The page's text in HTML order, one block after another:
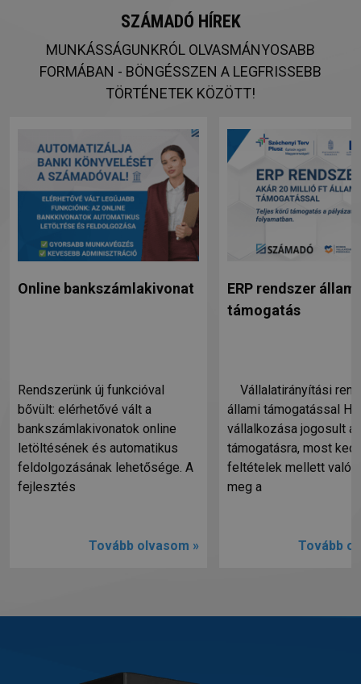
SZÁMADÓ HÍREK
MUNKÁSSÁGUNKRÓL OLVASMÁNYOSABB
FORMÁBAN - BÖNGÉSSZEN A LEGFRISSEBB
TÖRTÉNETEK KÖZÖTT!
Online bankszámlakivonat
Rendszerünk új funkcióval
bővült: elérhetővé vált a
bankszámlakivonatok online
letöltésének és automatikus
feldolgozásának lehetősége. A
fejlesztés
Tovább olvasom »
ERP rendszer állami
támogatás
Vállalatirányítási
állami támogatással Ha
vállalkozása jogosult
támogatásra, most
feltételek mellett
meg a
Tovább